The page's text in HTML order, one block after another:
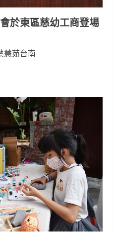
於東區慈幼工商登場
慧茹台南